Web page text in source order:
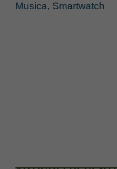
Musica, Smartwatch